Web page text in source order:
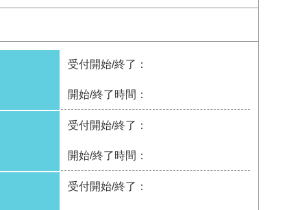
受付開始/終了：
開始/終了時間：
受付開始/終了：
開始/終了時間：
受付開始/終了：